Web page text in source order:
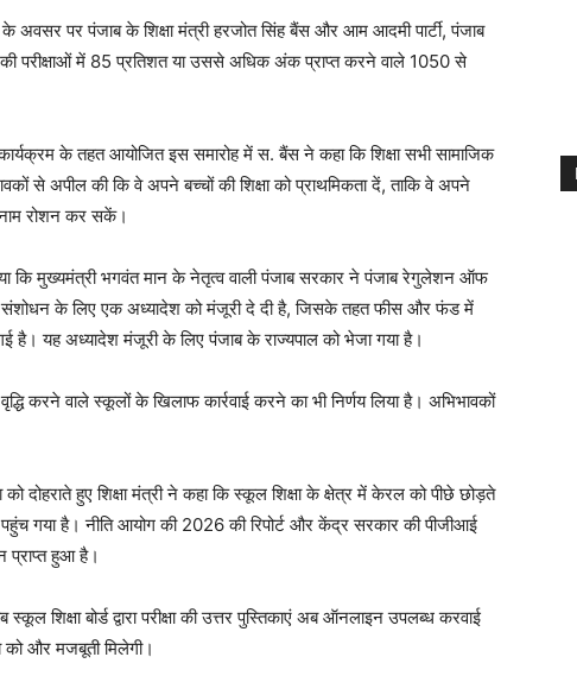
अवसर पर पंजाब के शिक्षा मंत्री हरजोत सिंह बैंस और आम आदमी पार्टी, पंजाब
की परीक्षाओं में 85 प्रतिशत या उससे अधिक अंक प्राप्त करने वाले 1050 से
के तहत आयोजित इस समारोह में स. बैंस ने कहा कि शिक्षा सभी सामाजिक
से अपील की कि वे अपने बच्चों की शिक्षा को प्राथमिकता दें, ताकि वे अपने
रोशन कर सकें।
कि मुख्यमंत्री भगवंत मान के नेतृत्व वाली पंजाब सरकार ने पंजाब रेगुलेशन ऑफ
के लिए एक अध्यादेश को मंजूरी दे दी है, जिसके तहत फीस और फंड में
है। यह अध्यादेश मंजूरी के लिए पंजाब के राज्यपाल को भेजा गया है।
करने वाले स्कूलों के खिलाफ कार्रवाई करने का भी निर्णय लिया है। अभिभावकों
को दोहराते हुए शिक्षा मंत्री ने कहा कि स्कूल शिक्षा के क्षेत्र में केरल को पीछे छोड़ते
गया है। नीति आयोग की 2026 की रिपोर्ट और केंद्र सरकार की पीजीआई
प्राप्त हुआ है।
शिक्षा बोर्ड द्वारा परीक्षा की उत्तर पुस्तिकाएं अब ऑनलाइन उपलब्ध करवाई
को और मजबूती मिलेगी।